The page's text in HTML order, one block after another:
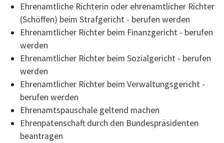
Ehrenamtliche Richterin oder ehrenamtlicher Richter
(Schöffen) beim Strafgericht - berufen werden
Ehrenamtlicher Richter beim Finanzgericht - berufen
werden
Ehrenamtlicher Richter beim Sozialgericht - berufen
werden
Ehrenamtlicher Richter beim Verwaltungsgericht -
berufen werden
Ehrenamtspauschale geltend machen
Ehrenpatenschaft durch den Bundespräsidenten
beantragen